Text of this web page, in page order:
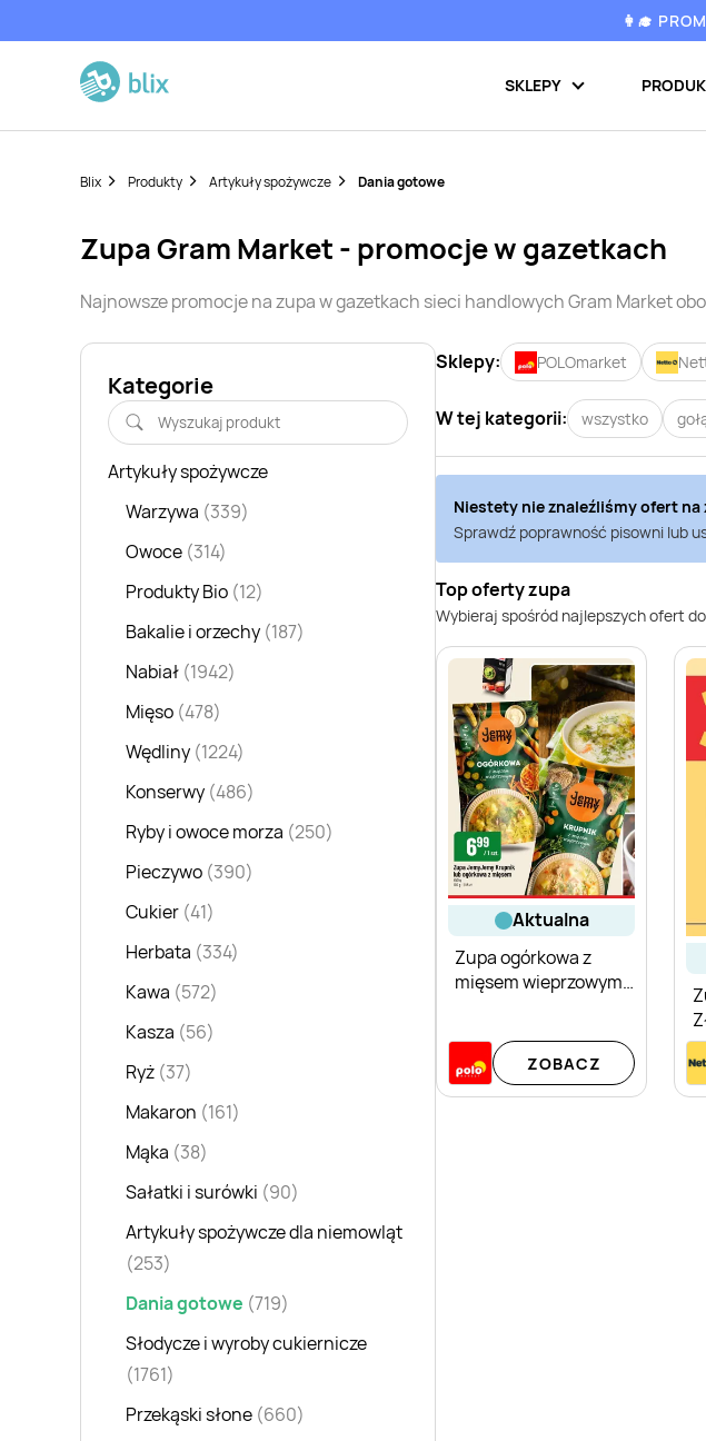
👩‍🎓
SKLEPY
Blix Produkty Artykuły spożywcze Dania gotowe
zupaGram Market - promocje w gazetkach
Najnowsze promocje nazupaw gazetkach sieci handlowychGram Market
Kategorie
Artykuły spożywcze
Warzywa (339)
Owoce (314)
Produkty Bio (12)
Bakalie i orzechy (187)
Nabiał (1942)
Mięso (478)
Wędliny (1224)
Konserwy (486)
Ryby i owoce morza (250)
Pieczywo (390)
Cukier (41)
Herbata (334)
Kawa (572)
Kasza (56)
Ryż (37)
Makaron (161)
Mąka (38)
Sałatki i surówki (90)
Artykuły spożywcze dla niemowląt
(253)
Dania gotowe (719)
Słodycze i wyroby cukiernicze
(1761)
Przekąski słone (660)
Sklepy: POLOmarket
W tej kategorii: wszystko
Niestety nie znaleźliśmy ofert na
Sprawdź poprawność pisowni lub
Top oferty zupa
Wybieraj spośród najlepszych ofert
aktualna
Zupa ogórkowa z
mięsem wieprzowym
ZOBACZ